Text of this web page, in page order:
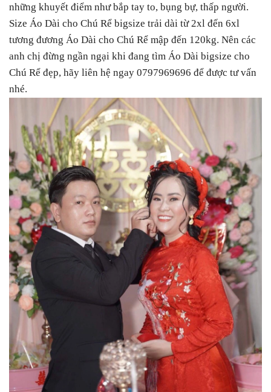
những khuyết điểm như bắp tay to, bụng bự, thấp người.
Size Áo Dài cho Chú Rể bigsize trải dài từ 2xl đến 6xl
tương đương Áo Dài cho Chú Rể mập đến 120kg. Nên các
anh chị đừng ngần ngại khi đang tìm Áo Dài bigsize cho
Chú Rể đẹp, hãy liên hệ ngay 0797969696 để được tư vấn
nhé.